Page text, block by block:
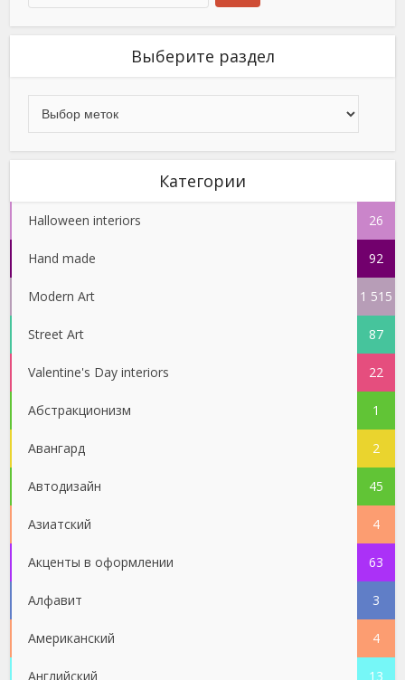
Выберите раздел
Категории
Halloween interiors 26
Hand made 92
Modern Art 1 515
Street Art 87
Valentine's Day interiors 22
Абстракционизм 1
Авангард 2
Автодизайн 45
Азиатский 4
Акценты в оформлении 63
Алфавит 3
Американский 4
Английский 13